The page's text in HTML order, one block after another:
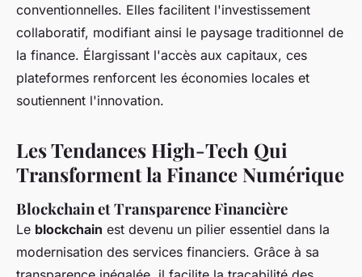
conventionnelles. Elles facilitent l'investissement
collaboratif, modifiant ainsi le paysage traditionnel de
la finance. Élargissant l'accès aux capitaux, ces
plateformes renforcent les économies locales et
soutiennent l'innovation.
Les Tendances High-Tech Qui
Transforment la Finance Numérique
Blockchain et Transparence Financière
Le blockchain est devenu un pilier essentiel dans la
modernisation des services financiers. Grâce à sa